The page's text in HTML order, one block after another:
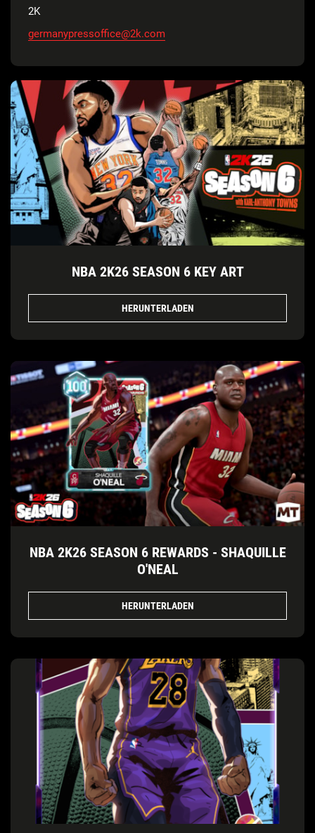
2K
germanypressoffice@2k.com
NBA 2K26 SEASON 6 KEY ART
HERUNTERLADEN
NBA 2K26 SEASON 6 REWARDS - SHAQUILLE
O'NEAL
HERUNTERLADEN